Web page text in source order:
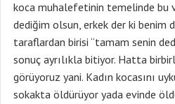
koca muhalefetinin temelinde bu
dediğim olsun, erkek der ki benim
taraflardan birisi “tamam senin
sonuç ayrılıkla bitiyor. Hatta
görüyoruz yani. Kadın kocasını
sokakta öldürüyor yada evinde